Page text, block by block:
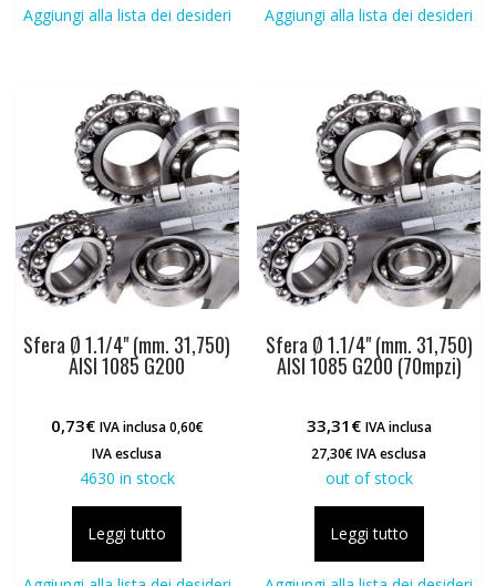
Aggiungi alla lista dei desideri Aggiungi alla lista dei desideri
Sfera Ø 1.1/4" (mm. 31,750)
AISI 1085 G200
0,73€ IVA inclusa0,60€
IVA esclusa
4630 in stock
Leggi tutto
Sfera Ø 1.1/4" (mm. 31,750)
AISI 1085 G200 (70mpzi)
33,31 € IVA inclusa
27,30€IVA esclusa
out of stock
Leggi tutto